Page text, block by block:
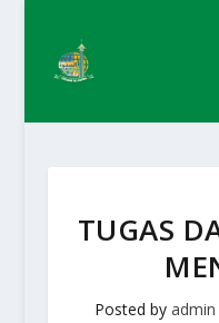
TUGAS
Posted by admin